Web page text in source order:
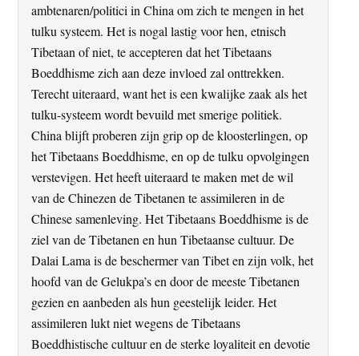
ambtenaren/politici in China om zich te mengen in het
tulku systeem. Het is nogal lastig voor hen, etnisch
Tibetaan of niet, te accepteren dat het Tibetaans
Boeddhisme zich aan deze invloed zal onttrekken.
Terecht uiteraard, want het is een kwalijke zaak als het
tulku-systeem wordt bevuild met smerige politiek.
China blijft proberen zijn grip op de kloosterlingen, op
het Tibetaans Boeddhisme, en op de tulku opvolgingen
verstevigen. Het heeft uiteraard te maken met de wil
van de Chinezen de Tibetanen te assimileren in de
Chinese samenleving. Het Tibetaans Boeddhisme is de
ziel van de Tibetanen en hun Tibetaanse cultuur. De
Dalai Lama is de beschermer van Tibet en zijn volk, het
hoofd van de Gelukpa’s en door de meeste Tibetanen
gezien en aanbeden als hun geestelijk leider. Het
assimileren lukt niet wegens de Tibetaans
Boeddhistische cultuur en de sterke loyaliteit en devotie